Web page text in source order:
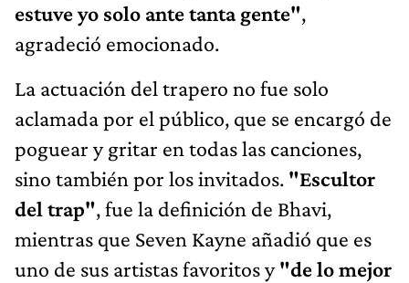
estuve yo solo ante tanta gente",
agradeció emocionado.
La actuación del trapero no fue solo
aclamada por el público, que se encargó de
poguear y gritar en todas las canciones,
sino también por los invitados. "Escultor
del trap", fue la definición de Bhavi,
mientras que Seven Kayne añadió que es
uno de sus artistas favoritos y"de lo mejor